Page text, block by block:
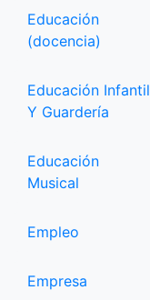
Educación
(docencia)
Educación Infantil
Y Guardería
Educación
Musical
Empleo
Empresa